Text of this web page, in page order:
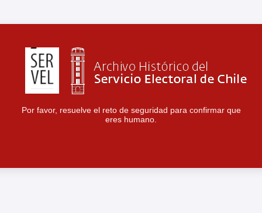
Por favor, resuelve el reto de seguridad para confirmar que
eres humano.